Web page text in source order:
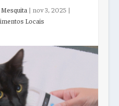
Mesquita |nov 3, 2025 |
Locais